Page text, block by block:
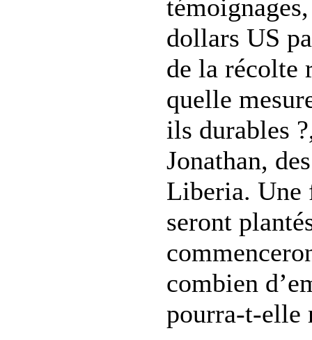
dollars US
de la récolte
quelle
ils durables
Jonathan,
Liberia. Une
seront
combien
pourra-t-elle